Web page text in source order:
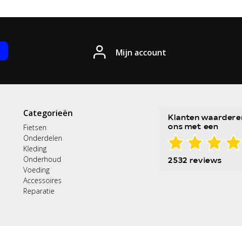
Mijn account
Categorieën
Fietsen
Onderdelen
Kleding
Onderhoud
Voeding
Accessoires
Reparatie